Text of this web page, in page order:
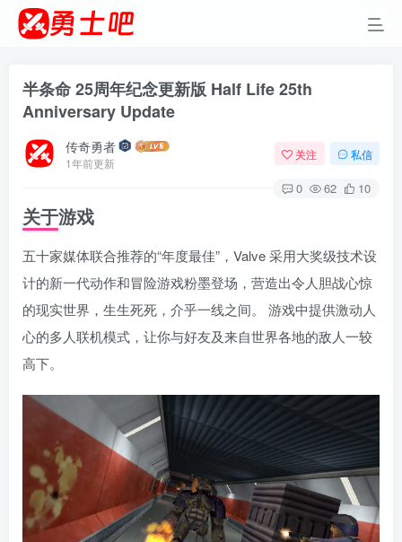
半条命 25周年纪念更新版 Half Life 25th
Anniversary Update
传奇勇者
1年前更新
关注 私信
0 62 10
关于游戏
五十家媒体联合推荐的“年度最佳”，Valve 采用大奖级技术设
计的新一代动作和冒险游戏粉墨登场，营造出令人胆战心惊
的现实世界，生生死死，介乎一线之间。 游戏中提供激动人
心的多人联机模式，让你与好友及来自世界各地的敌人一较
高下。